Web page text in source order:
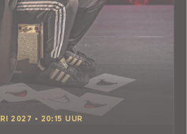
2027 • 20:15 UUR